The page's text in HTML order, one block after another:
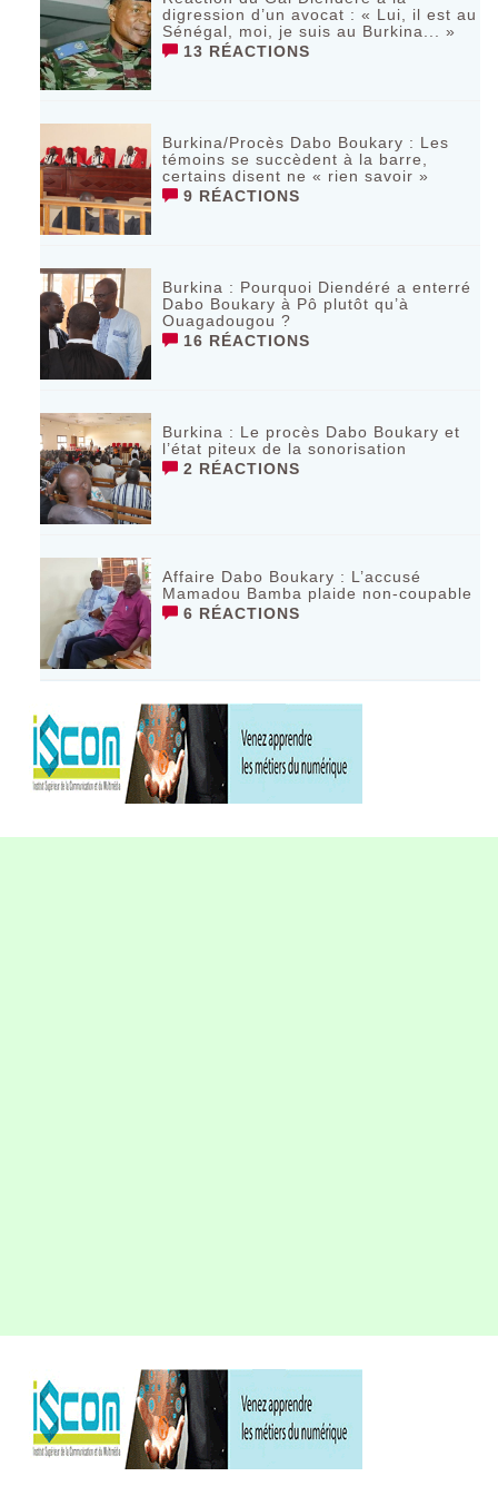
digression d’un avocat : « Lui, il est au
Sénégal, moi, je suis au Burkina... »
13 RÉACTIONS
Burkina/Procès Dabo Boukary : Les
témoins se succèdent à la barre,
certains disent ne « rien savoir »
9 RÉACTIONS
Burkina : Pourquoi Diendéré a enterré
Dabo Boukary à Pô plutôt qu’à
Ouagadougou ?
16 RÉACTIONS
Burkina : Le procès Dabo Boukary et
l’état piteux de la sonorisation
2 RÉACTIONS
Affaire Dabo Boukary : L’accusé
Mamadou Bamba plaide non-coupable
6 RÉACTIONS